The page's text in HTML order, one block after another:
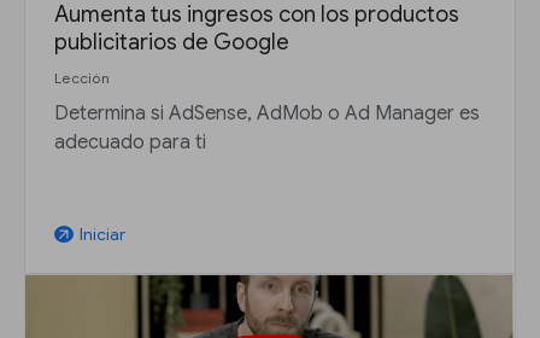
Aumenta tus ingresos con los productos
publicitarios de Google
Lección
Determina si AdSense, AdMob o Ad Manager es
adecuado para ti
arrow_outward Iniciar